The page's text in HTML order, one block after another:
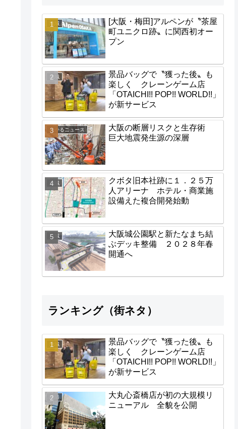
地域
[大阪・梅田]アルペンが〝茶屋
町ユニクロ跡〟に関西初オー
プン
地域
景品バッグで〝獲った後〟も
楽しく クレーンゲーム店
「OTAICHI!! POP!! WORLD!!」
が新サービス
わかるニュース
大阪の断層リスクと生存術
巨大地震発生源の深層
地域
クボタ旧本社跡に１．２５万
人アリーナ ホテル・商業施
設備えた複合開発始動
地域
大阪城公園駅と新たなまち結
ぶデッキ整備 ２０２８年春
開通へ
ランキング（街ネタ）
地域
景品バッグで〝獲った後〟も
楽しく クレーンゲーム店
「OTAICHI!! POP!! WORLD!!」
が新サービス
経済
大丸心斎橋店が初の大規模リ
ニューアル 全貌を公開